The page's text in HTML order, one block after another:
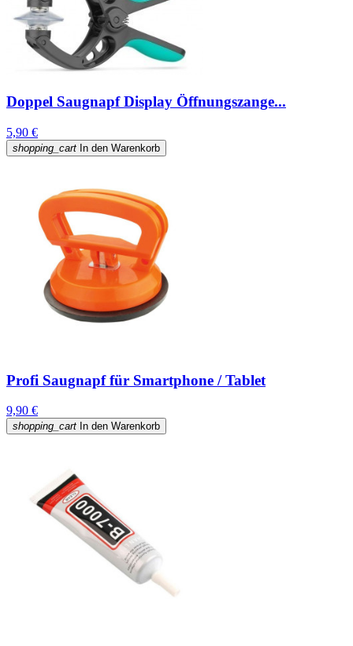
Doppel Saugnapf Display Öffnungszange...
5,90 €
shopping_cart In den Warenkorb
Profi Saugnapf für Smartphone / Tablet
9,90 €
shopping_cart In den Warenkorb